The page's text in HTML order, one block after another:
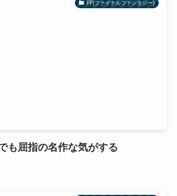
FF(ファイナルファンタジー)
も屈指の名作な気がする